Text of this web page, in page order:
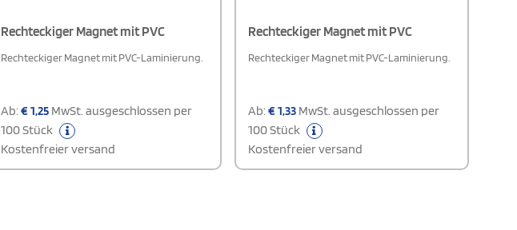
Rechteckiger Magnet mit PVC
Rechteckiger Magnet mit PVC-Laminierung.
Ab:€1,25 MwSt. ausgeschlossen per
100 Stück
Kostenfreier versand
Rechteckiger Magnet mit PVC
Rechteckiger Magnet mit PVC-Laminierung.
Ab:€1,33MwSt. ausgeschlossen per
100 Stück
Kostenfreier versand